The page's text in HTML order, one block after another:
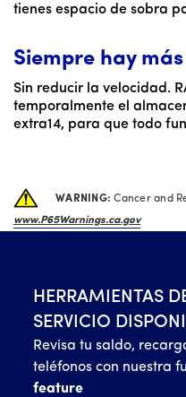
tienes espacio de sobra
Siempre hay más
Sin reducir la velocidad.
temporalmente el
extra14, para que todo
WARNING:Cancer and
www.P65Warnings.ca.gov
HERRAMIENTAS
SERVICIO
Revisa tu saldo,
teléfonos con nuestra
feature